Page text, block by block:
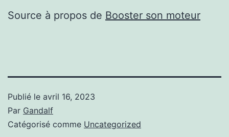
Source à propos de Booster son moteur
Publié le avril 16, 2023
Par Gandalf
Catégorisé comme Uncategorized